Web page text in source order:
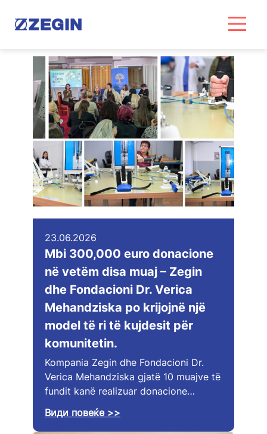
23.06.2026
Mbi 300,000 euro donacione
në vetëm disa muaj – Zegin
dhe Fondacioni Dr. Verica
Mehandziska po krijojnë një
model të ri të kujdesit për
komunitetin.
Kompania Zegin dhe Fondacioni Dr.
Verica Mehandziska gjatë 10 muajve të
fundit kanë realizuar donacione…
Види повеќе >>